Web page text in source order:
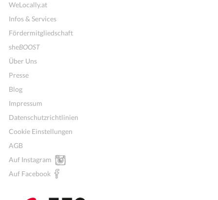
WeLocally.at
Infos & Services
Fördermitgliedschaft
sheBOOST
Über Uns
Presse
Blog
Impressum
Datenschutzrichtlinien
Cookie Einstellungen
AGB
Auf Instagram
Auf Facebook